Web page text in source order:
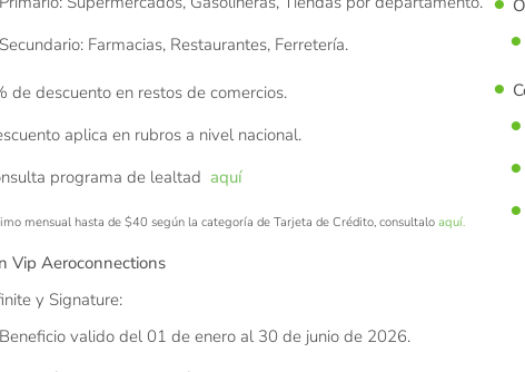
Secundario: Farmacias, Restaurantes, Ferretería.
de descuento en restos de comercios.
aplica en rubros a nivel nacional.
programa de lealtad aquí
mensual hasta de $40 según la categoría de Tarjeta de Crédito, consultalo aquí.
Vip Aeroconnections
y Signature:
Beneficio valido del 01 de enero al 30 de junio de 2026.